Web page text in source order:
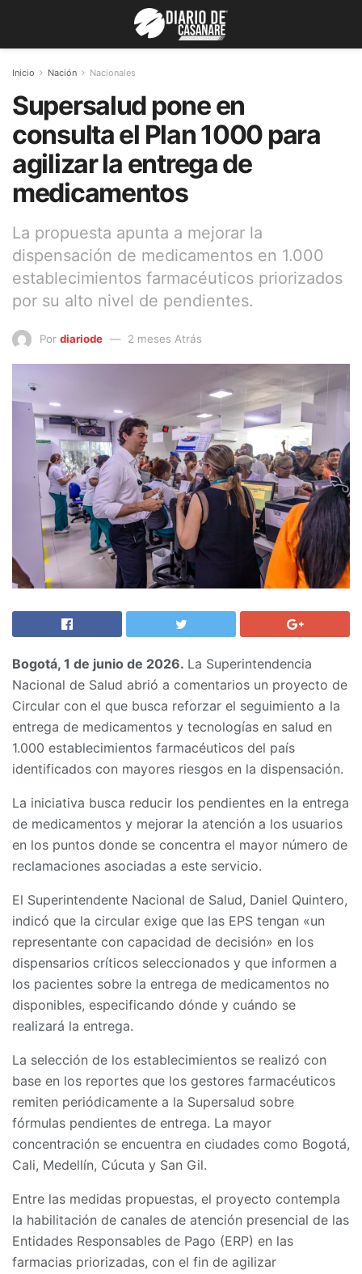
Inicio Nación Nacionales
Supersalud pone en
consulta el Plan 1000 para
agilizar la entrega de
medicamentos
La propuesta apunta a mejorar la
dispensación de medicamentos en 1.000
establecimientos farmacéuticos priorizados
por su alto nivel de pendientes.
Por diariode 2 meses Atrás
Bogotá, 1 de junio de 2026. La Superintendencia
Nacional de Salud abrió a comentarios un proyecto de
Circular con el que busca reforzar el seguimiento a la
entrega de medicamentos y tecnologías en salud en
1.000 establecimientos farmacéuticos del país
identificados con mayores riesgos en la dispensación.
La iniciativa busca reducir los pendientes en la entrega
de medicamentos y mejorar la atención a los usuarios
en los puntos donde se concentra el mayor número de
reclamaciones asociadas a este servicio.
El Superintendente Nacional de Salud, Daniel Quintero,
indicó que la circular exige que las EPS tengan «un
representante con capacidad de decisión» en los
dispensarios críticos seleccionados y que informen a
los pacientes sobre la entrega de medicamentos no
disponibles, especificando dónde y cuándo se
realizará la entrega.
La selección de los establecimientos se realizó con
base en los reportes que los gestores farmacéuticos
remiten periódicamente a la Supersalud sobre
fórmulas pendientes de entrega. La mayor
concentración se encuentra en ciudades como Bogotá,
Cali, Medellín, Cúcuta y San Gil.
Entre las medidas propuestas, el proyecto contempla
la habilitación de canales de atención presencial de las
Entidades Responsables de Pago (ERP) en las
farmacias priorizadas, con el fin de agilizar